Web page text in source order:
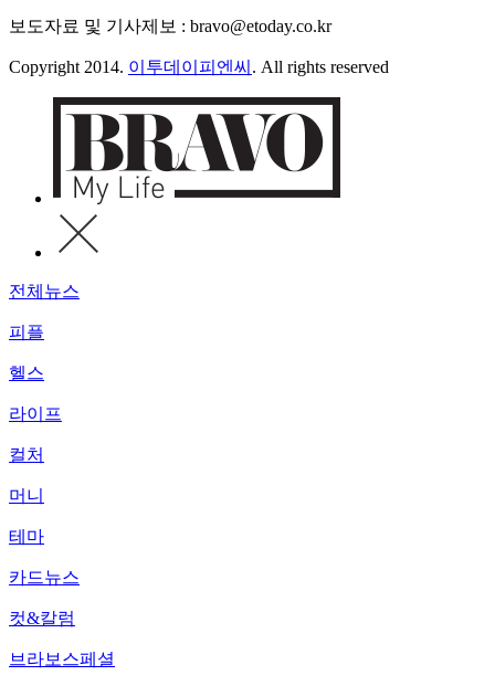
보도자료 및 기사제보 : bravo@etoday.co.kr
Copyright 2014. 이투데이피엔씨 . All rights reserved
전체뉴스
피플
헬스
라이프
컬처
머니
테마
카드뉴스
컷&칼럼
브라보스페셜